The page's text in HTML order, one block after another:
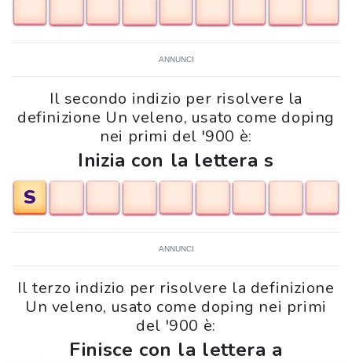
ANNUNCI
Il secondo indizio per risolvere la
definizione Un veleno, usato come doping
nei primi del '900 è:
Inizia con la lettera s
S
ANNUNCI
Il terzo indizio per risolvere la definizione
Un veleno, usato come doping nei primi
del '900 è:
Finisce con la lettera a